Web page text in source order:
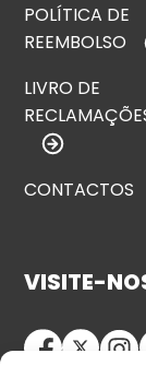
POLÍTICA DE
REEMBOLSO
LIVRO DE
CONTACTOS
VISITE-